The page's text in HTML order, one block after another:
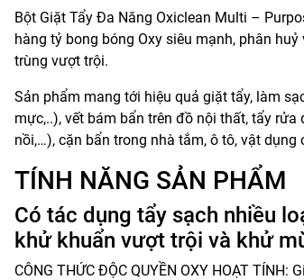
Bột Giặt Tẩy Đa Năng Oxiclean Multi –
hàng tỷ bong bóng Oxy siêu mạnh, phân
trùng vượt trội.
Sản phẩm mang tới hiệu quả giặt tẩy, làm
mực,..), vết bám bẩn trên đồ nội thất, tẩy
nồi,…), cặn bẩn trong nhà tắm, ô tô, vật dụng
TÍNH NĂNG SẢN PHẨM
Có tác dụng tẩy sạch nhiều
khử khuẩn vượt trội và khử
CÔNG THỨC ĐỘC QUYỀN OXY HOẠT